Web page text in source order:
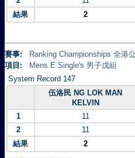
結果
2
賽事:
Ranking Championships 全港
項目:
Mens E Single's 男子戊組
System Record 147
伍洛民 NG LOK MAN
KELVIN
1 11
2
11
結果
2